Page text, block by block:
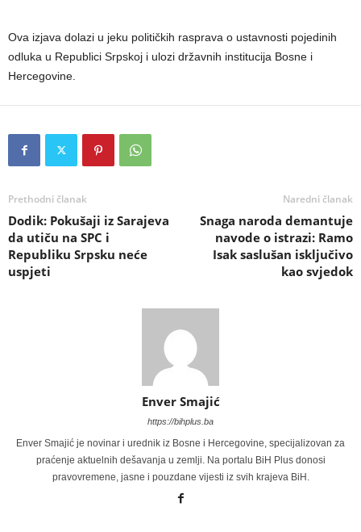
Ova izjava dolazi u jeku političkih rasprava o ustavnosti pojedinih
odluka u Republici Srpskoj i ulozi državnih institucija Bosne i
Hercegovine.
Prethodni članak
Dodik: Pokušaji iz Sarajeva
da utiču na SPC i
Republiku Srpsku neće
uspjeti
Naredni članak
Snaga naroda demantuje
navode o istrazi: Ramo
Isak saslušan isključivo
kao svjedok
Enver Smajić
https://bihplus.ba
Enver Smajić je novinar i urednik iz Bosne i Hercegovine, specijalizovan za
praćenje aktuelnih dešavanja u zemlji. Na portalu BiH Plus donosi
pravovremene, jasne i pouzdane vijesti iz svih krajeva BiH.